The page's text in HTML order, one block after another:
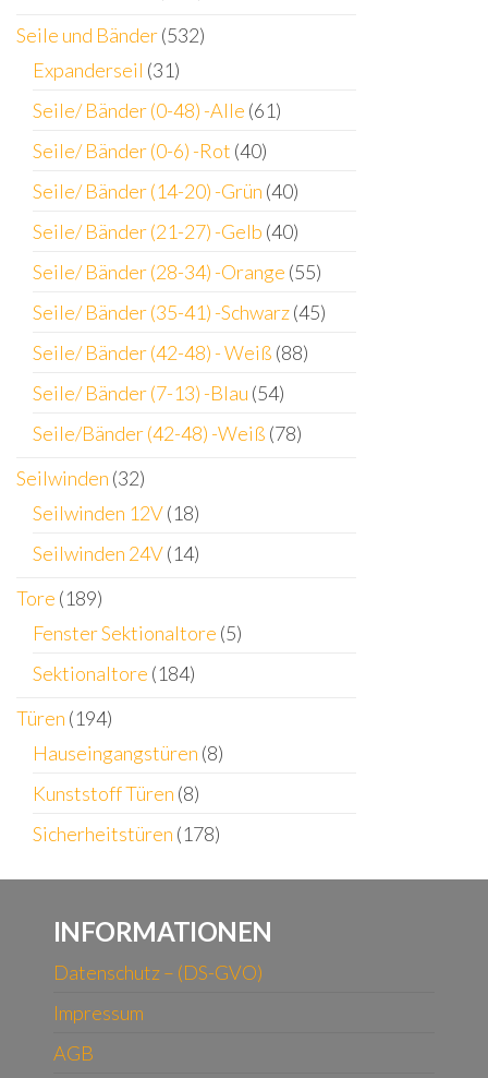
Seile und Bänder(532)
Expanderseil (31)
Seile/ Bänder (0-48) -Alle (61)
Seile/ Bänder (0-6) -Rot (40)
Seile/ Bänder (14-20) -Grün (40)
Seile/ Bänder (21-27) -Gelb (40)
Seile/ Bänder (28-34) -Orange (55)
Seile/ Bänder (35-41) -Schwarz(45)
Seile/ Bänder (42-48) - Weiß (88)
Seile/ Bänder (7-13) -Blau (54)
Seile/Bänder (42-48) -Weiß (78)
Seilwinden (32)
Seilwinden 12V(18)
Seilwinden 24V(14)
Tore (189)
Fenster Sektionaltore (5)
Sektionaltore (184)
Türen (194)
Hauseingangstüren (8)
Kunststoff Türen (8)
Sicherheitstüren (178)
INFORMATIONEN
Datenschutz – (DS-GVO)
Impressum
AGB